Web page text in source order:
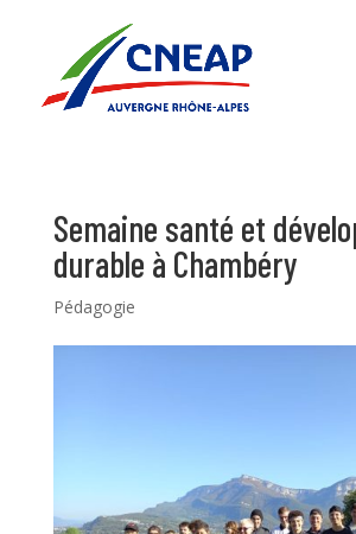
Semaine santé et
durable à Chambéry
Pédagogie